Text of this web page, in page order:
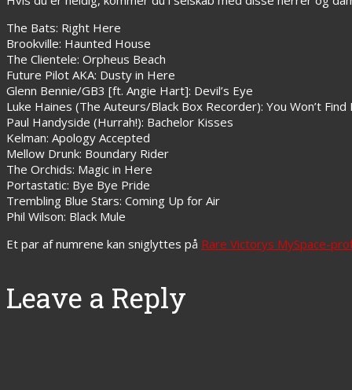
The Bats: Right Here
Brookville: Haunted House
The Clientele: Orpheus Beach
Future Pilot AKA: Dusty in Here
Glenn Bennie/GB3 [ft. Angie Hart]: Devil’s Eye
Luke Haines (The Auteurs/Black Box Recorder): You Won’t Find
Paul Handyside (Hurrah!): Bachelor Kisses
Kelman: Apology Accepted
Mellow Drunk: Boundary Rider
The Orchids: Magic in Here
Portastatic: Bye Bye Pride
Trembling Blue Stars: Coming Up for Air
Phil Wilson: Black Mule
Et par af numrene kan sniglyttes på Rare Victorys MySpace-
Leave a Reply